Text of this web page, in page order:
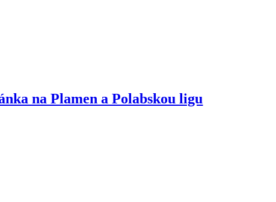
na Plamen a Polabskou ligu